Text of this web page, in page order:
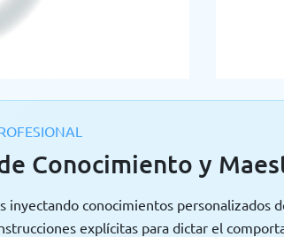
Conocimiento y
inyectando conocimientos personalizados
explícitas para dictar el